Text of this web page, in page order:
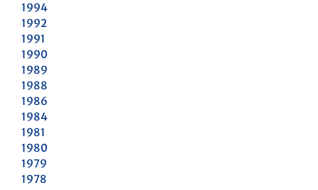
1994
1992
1991
1990
1989
1988
1986
1984
1981
1980
1979
1978